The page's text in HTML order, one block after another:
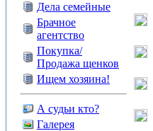
Дела семейные
Брачное
агентство
Покупка/
Продажа щенков
Ищем хозяина!
А судьи кто?
Галерея